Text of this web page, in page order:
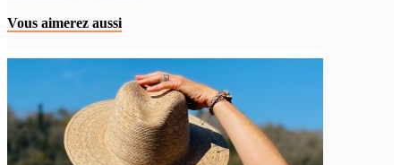
Vous aimerez aussi